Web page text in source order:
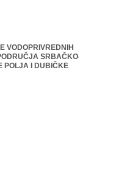
VODOPRIVREDNIH
SRBAČKO-
POLJA I DUBIČKE